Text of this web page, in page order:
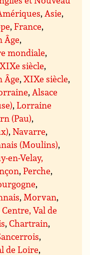
, Asie,
,France,
Âge,
mondiale,
XIXe siècle,
Âge,XIXe siècle,
, Alsace
,Lorraine
(Pau),
,Navarre,
(Moulins),
en-Velay,
,Perche,
,
, Morvan,
Centre, Val de
,Chartrain,
,
de Loire,